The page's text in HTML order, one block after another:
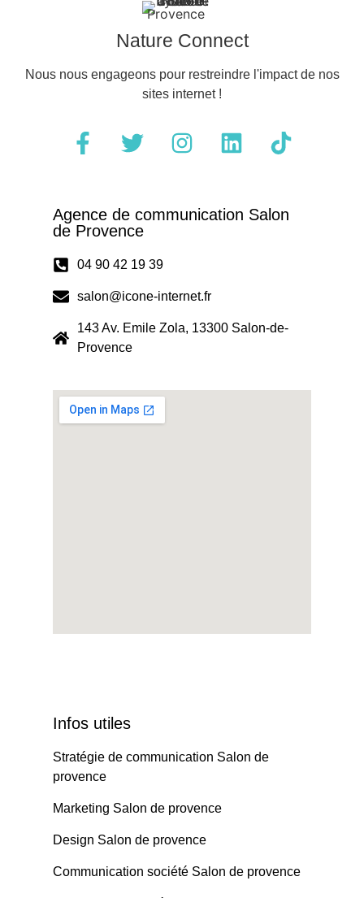
Nature Connect
Nous nous engageons pour restreindre l'impact de nos
sites internet !
Agence de communication Salon
de Provence
04 90 42 19 39
salon@icone-internet.fr
143 Av. Emile Zola, 13300 Salon-de-
Provence
Infos utiles
Stratégie de communication Salon de
provence
Marketing Salon de provence
Design Salon de provence
Communication société Salon de provence